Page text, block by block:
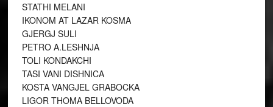
STATHI MELANI
IKONOM AT LAZAR KOSMA
GJERGJ SULI
PETRO A.LESHNJA
TOLI KONDAKCHI
TASI VANI DISHNICA
KOSTA VANGJEL GRABOCKA
LIGOR THOMA BELLOVODA